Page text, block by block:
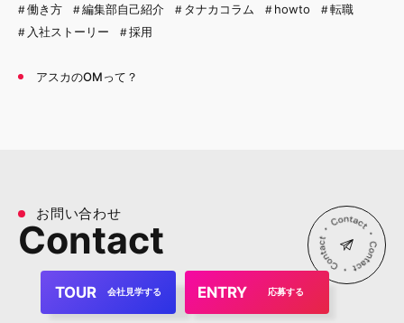
働き方
編集部自己紹介 タナカコラム howto
転職
入社ストーリー
採用
アスカのOMって？
お問 い合わせ
Contact
会社見学する
TOUR 応募する
ENTRY